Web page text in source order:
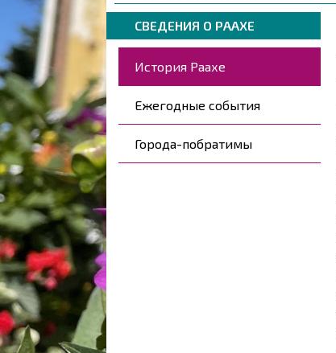
навигации
are
here:
Breadcrumbs
are
here:
СВЕДЕНИЯ О РААХЕ
Päävalikko
История Раахе
Ежегодные события
Города-побратимы